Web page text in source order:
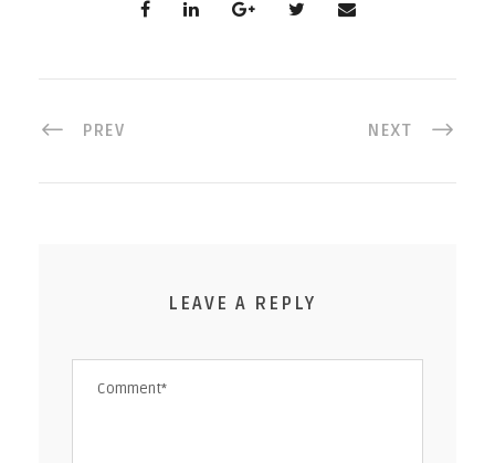
PREV NEXT
LEAVE A REPLY